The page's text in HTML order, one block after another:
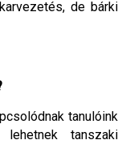
de bárki
tanulóink
tanszaki